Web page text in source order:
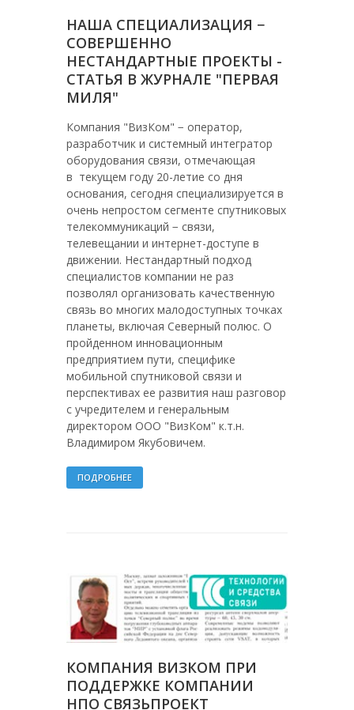
НАША СПЕЦИАЛИЗАЦИЯ −
СОВЕРШЕННО
НЕСТАНДАРТНЫЕ ПРОЕКТЫ -
СТАТЬЯ В ЖУРНАЛЕ "ПЕРВАЯ
МИЛЯ"
Компания "ВизКом" − оператор,
разработчик и системный интегратор
оборудования связи, отмечающая
в текущем году 20-летие со дня
основания, сегодня специализируется в
очень непростом сегменте спутниковых
телекоммуникаций − связи,
телевещании и интернет-доступе в
движении. Нестандартный подход
специалистов компании не раз
позволял организовать качественную
связь во многих малодоступных точках
планеты, включая Северный полюс. О
пройденном инновационным
предприятием пути, специфике
мобильной спутниковой связи и
перспективах ее развития наш разговор
с учредителем и генеральным
директором ООО "ВизКом" к.т.н.
Владимиром Якубовичем.
ПОДРОБНЕЕ
КОМПАНИЯ ВИЗКОМ ПРИ
ПОДДЕРЖКЕ КОМПАНИИ
НПО СВЯЗЬПРОЕКТ